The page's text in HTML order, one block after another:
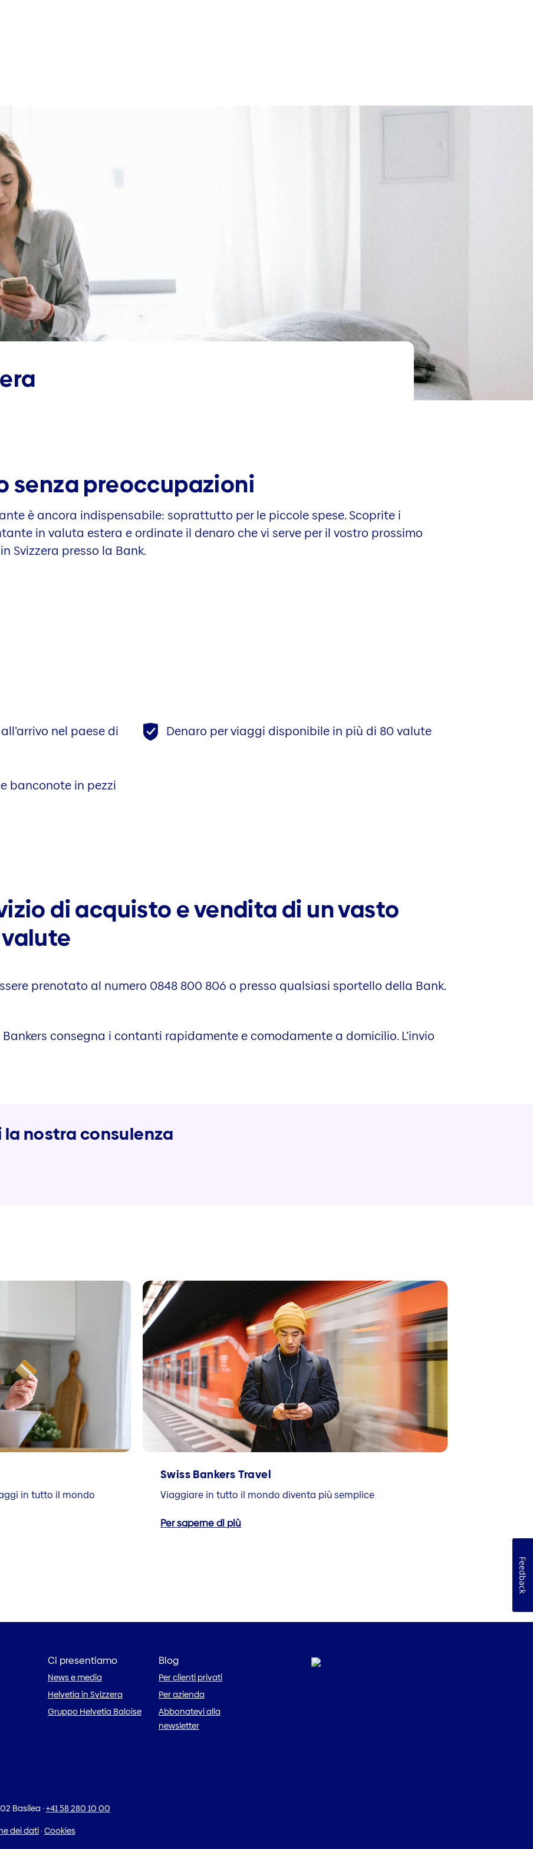
senza preoccupazioni
è ancora indispensabile: soprattutto per le piccole spese. Scoprite i
in valuta estera e ordinate il denaro che vi serve per il vostro prossimo
Svizzera presso la Bank.
nel paese di
banconote in pezzi
Denaro per viaggi disponibile in più di 80 valute
di acquisto e vendita di un vasto
prenotato al numero 0848 800 806 o presso qualsiasi sportello della Bank.
consegna i contanti rapidamente e comodamente a domicilio. L’invio
nostra consulenza
in tutto il mondo
Swiss Bankers Travel
Viaggiare in tutto il mondo diventa più semplice
Per saperne di più
Ci presentiamo
News e media
Helvetia in Svizzera
Gruppo Helvetia Baloise
Blog
Per clienti privati
Per azienda
Abbonatevi alla
newsletter
Basilea ·+41 58 280 10 00
dei dati·Cookies
Feedback